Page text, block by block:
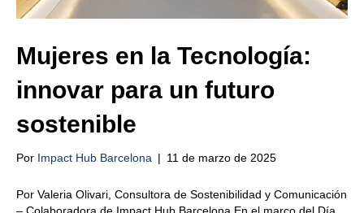
Mujeres en la Tecnología:
innovar para un futuro
sostenible
Por Impact Hub Barcelona | 11 de marzo de 2025
Por Valeria Olivari, Consultora de Sostenibilidad y Comunicación
– Colaboradora de Impact Hub Barcelona En el marco del Día